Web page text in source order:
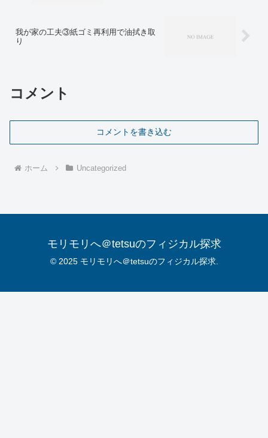
我が家の工夫③紙ゴミ再利用で油拭き取
り
コメント
コメントを書き込む
ホーム Uncategorized
モリモリへ＠tetsuのフィジカル探求
© 2025 モリモリへ＠tetsuのフィジカル探求.